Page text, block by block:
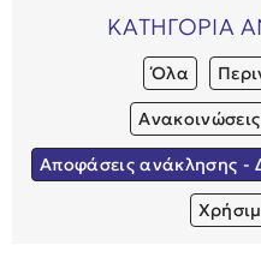
ΚΑΤΗΓΟΡΙΑ
Όλα
Αποφάσεις ανάκλησης -